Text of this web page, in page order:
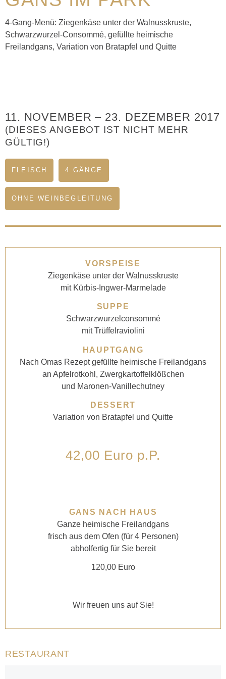
4-Gang-Menü: Ziegenkäse unter der Walnusskruste,
Schwarzwurzel-Consommé, gefüllte heimische
Freilandgans, Variation von Bratapfel und Quitte
11. NOVEMBER – 23. DEZEMBER 2017
(DIESES ANGEBOT IST NICHT MEHR
GÜLTIG!)
FLEISCH 4 GÄNGE
OHNE WEINBEGLEITUNG
VORSPEISE
Ziegenkäse unter der Walnusskruste
mit Kürbis-Ingwer-Marmelade
SUPPE
Schwarzwurzelconsommé
mit Trüffelraviolini
HAUPTGANG
Nach Omas Rezept gefüllte heimische Freilandgans
an Apfelrotkohl, Zwergkartoffelklößchen
und Maronen-Vanillechutney
DESSERT
Variation von Bratapfel und Quitte
42,00 Euro p.P.
GANS
NACH HAUS
Ganze heimische Freilandgans
frisch aus dem Ofen (für 4 Personen)
abholfertig für Sie bereit
120,00 Euro
Wir freuen uns auf Sie!
RESTAURANT